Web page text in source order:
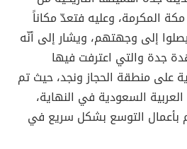
المكرمة، وعليه فتعدّ مكاناً
إلى وجهتهم، ويشار إلى أنّه
معاهدة جدة والتي اعترفت فيها
على منطقة الحجاز ونجد، حيث تم
السعودية في النهاية،
تم القيام بأعمال التوسع بشكل سريع في